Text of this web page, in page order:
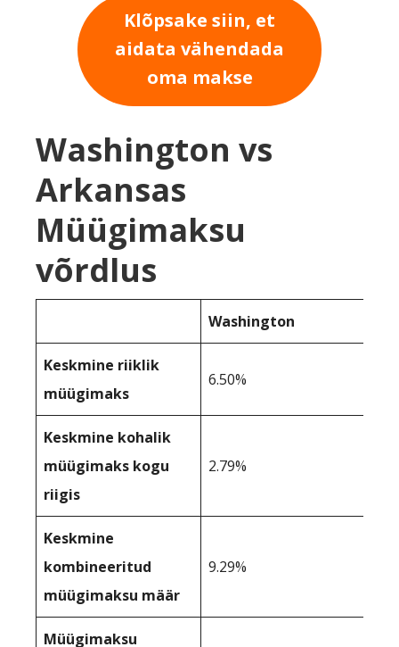
Klõpsake siin, et
aidata vähendada
oma makse
Washington vs
Arkansas
Müügimaksu
võrdlus
Washington
Keskmine riiklik
müügimaks
6.50%
Keskmine kohalik
müügimaks kogu
riigis
2.79%
Keskmine
kombineeritud
müügimaksu määr
9.29%
Müügimaksu